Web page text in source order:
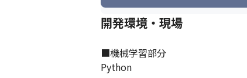
開発環境・現場
■機械学習部分
Python